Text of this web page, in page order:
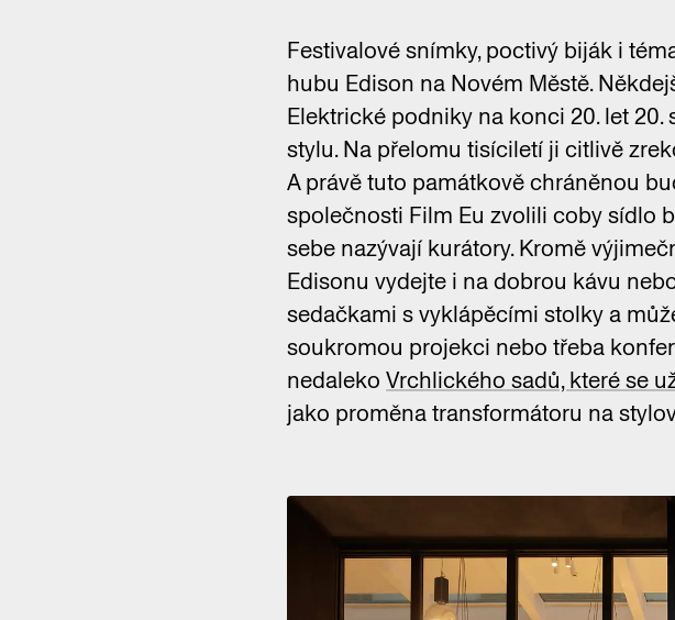
Festivalové snímky, poctivý biják i
hubu Edison na Novém Městě.
Elektrické podniky na konci 20. let
stylu. Na přelomu tisíciletí ji citlivě
A právě tuto památkově chráněnou
společnosti Film Eu zvolili coby sídlo
sebe nazývají kurátory. Kromě
Edisonu vydejte i na dobrou kávu
sedačkami s vyklápěcími stolky a
soukromou projekci nebo třeba
nedalekoVrchlického sadů, které se
jako proměna transformátoru na